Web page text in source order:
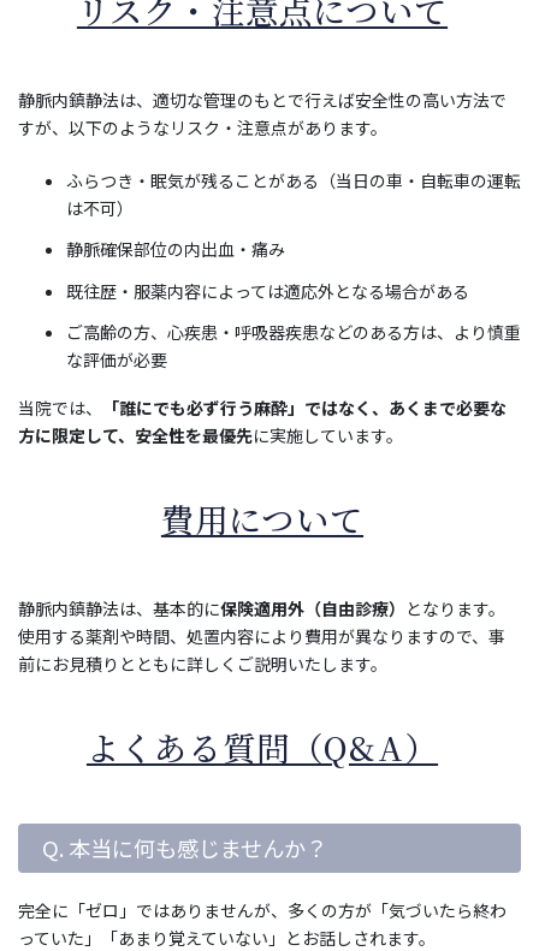
リスク・注意点について
静脈内鎮静法は、適切な管理のもとで行えば安全性の高い方法で
すが、以下のようなリスク・注意点があります。
ふらつき・眠気が残ることがある（当日の車・自転車の運転
は不可）
静脈確保部位の内出血・痛み
既往歴・服薬内容によっては適応外となる場合がある
ご高齢の方、心疾患・呼吸器疾患などのある方は、より慎重
な評価が必要
当院では、
「誰にでも必ず行う麻酔」ではなく、あくまで必要な
方に限定して、安全性を最優先に実施しています。
費用について
静脈内鎮静法は、基本的に保険適用外（自由診療） となります。
使用する薬剤や時間、処置内容により費用が異なりますので、事
前にお見積りとともに詳しくご説明いたします。
よくある質問（Q&A）
Q. 本当に何も感じませんか？
完全に「ゼロ」ではありませんが、多くの方が「気づいたら終わ
っていた」「あまり覚えていない」とお話しされます。